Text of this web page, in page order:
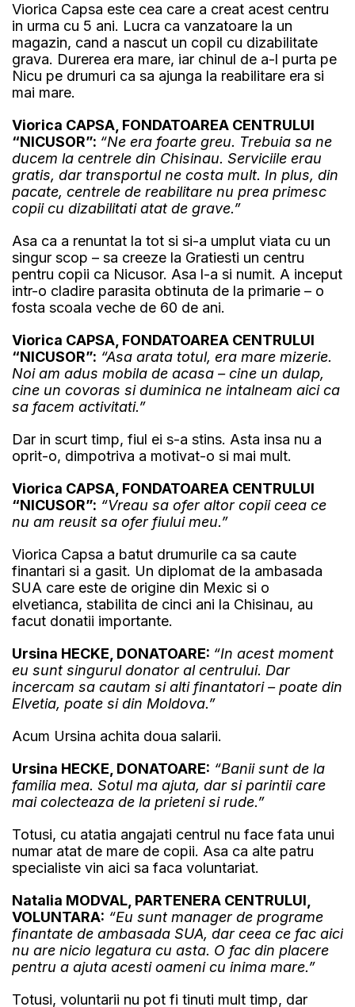
Viorica Capsa este cea care a creat acest centru
in urma cu 5 ani. Lucra ca vanzatoare la un
magazin, cand a nascut un copil cu dizabilitate
grava. Durerea era mare, iar chinul de a-l purta pe
Nicu pe drumuri ca sa ajunga la reabilitare era si
mai mare.
Viorica CAPSA, FONDATOAREA CENTRULUI
“NICUSOR”: “Ne era foarte greu. Trebuia sa ne
ducem la centrele din Chisinau. Serviciile erau
gratis, dar transportul ne costa mult. In plus, din
pacate, centrele de reabilitare nu prea primesc
copii cu dizabilitati atat de grave.”
Asa ca a renuntat la tot si si-a umplut viata cu un
singur scop – sa creeze la Gratiesti un centru
pentru copii ca Nicusor. Asa l-a si numit. A inceput
intr-o cladire parasita obtinuta de la primarie – o
fosta scoala veche de 60 de ani.
Viorica CAPSA, FONDATOAREA CENTRULUI
“NICUSOR”: “Asa arata totul, era mare mizerie.
Noi am adus mobila de acasa – cine un dulap,
cine un covoras si duminica ne intalneam aici ca
sa facem activitati.”
Dar in scurt timp, fiul ei s-a stins. Asta insa nu a
oprit-o, dimpotriva a motivat-o si mai mult.
Viorica CAPSA, FONDATOAREA CENTRULUI
“NICUSOR”: “Vreau sa ofer altor copii ceea ce
nu am reusit sa ofer fiului meu.”
Viorica Capsa a batut drumurile ca sa caute
finantari si a gasit. Un diplomat de la ambasada
SUA care este de origine din Mexic si o
elvetianca, stabilita de cinci ani la Chisinau, au
facut donatii importante.
Ursina HECKE, DONATOARE: “In acest moment
eu sunt singurul donator al centrului. Dar
incercam sa cautam si alti finantatori – poate din
Elvetia, poate si din Moldova.”
Acum Ursina achita doua salarii.
Ursina HECKE, DONATOARE: “Banii sunt de la
familia mea. Sotul ma ajuta, dar si parintii care
mai colecteaza de la prieteni si rude.”
Totusi, cu atatia angajati centrul nu face fata unui
numar atat de mare de copii. Asa ca alte patru
specialiste vin aici sa faca voluntariat.
Natalia MODVAL, PARTENERA CENTRULUI,
VOLUNTARA: “Eu sunt manager de programe
finantate de ambasada SUA, dar ceea ce fac aici
nu are nicio legatura cu asta. O fac din placere
pentru a ajuta acesti oameni cu inima mare.”
Totusi, voluntarii nu pot fi tinuti mult timp, dar